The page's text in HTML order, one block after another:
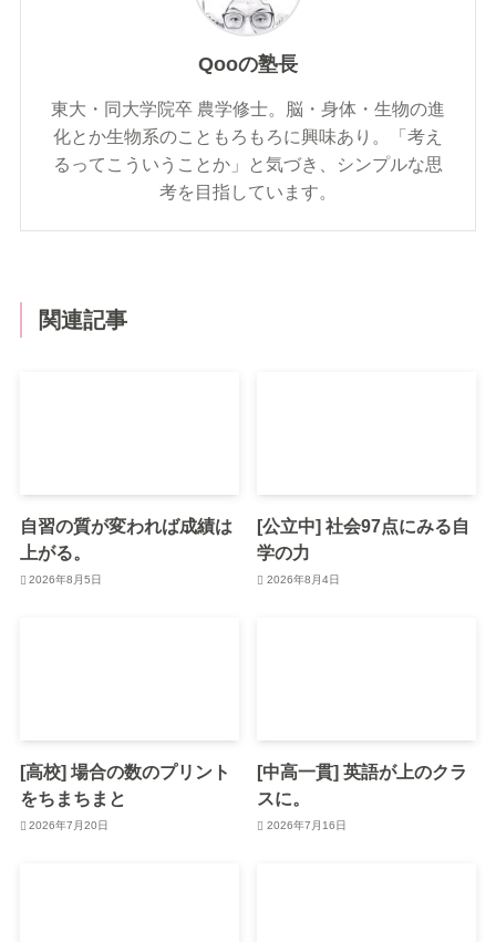
Qooの塾長
東大・同大学院卒 農学修士。脳・身体・生物の進
化とか生物系のこともろもろに興味あり。「考え
るってこういうことか」と気づき、シンプルな思
考を目指しています。
関連記事
自習の質が変われば成績は
上がる。
2026年8月5日
[公立中] 社会97点にみる自
学の力
2026年8月4日
[高校] 場合の数のプリント
をちまちまと
2026年7月20日
[中高一貫] 英語が上のクラ
スに。
2026年7月16日